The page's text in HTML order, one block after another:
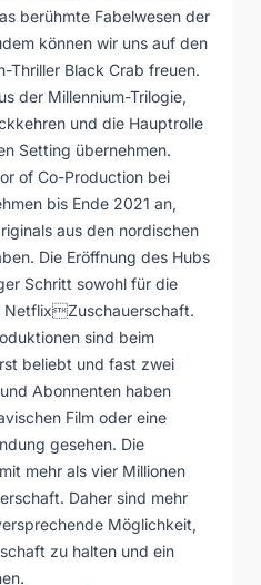
berühmte Fabelwesen der
können wir uns auf den
Thriller Black Crab freuen.
der Millennium-Trilogie,
und die Hauptrolle
Setting übernehmen.
of Co-Production bei
bis Ende 2021 an,
aus den nordischen
Die Eröffnung des Hubs
Schritt sowohl für die
NetflixZuschauerschaft.
sind beim
beliebt und fast zwei
Abonnenten haben
Film oder eine
gesehen. Die
mehr als vier Millionen
Daher sind mehr
Möglichkeit,
zu halten und ein